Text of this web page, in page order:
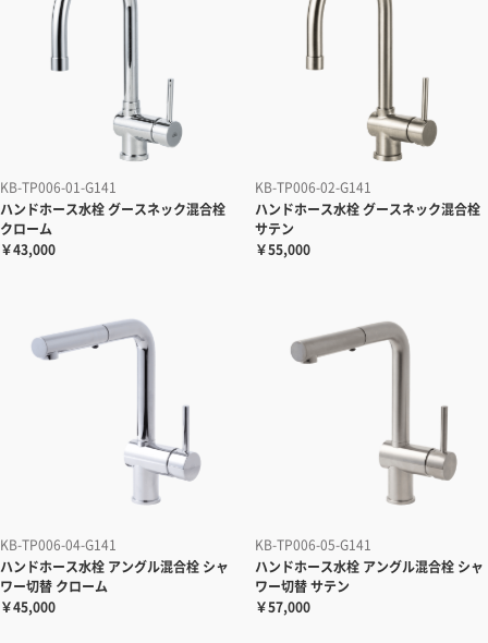
KB-TP006-01-G141
ハンドホース水栓グースネック混合栓
クローム
￥43,000
KB-TP006-02-G141
ハンドホース水栓グースネック混合栓
サテン
￥55,000
KB-TP006-04-G141
ハンドホース水栓 アングル混合栓 シャ
ワー切替 クローム
￥45,000
KB-TP006-05-G141
ハンドホース水栓 アングル混合栓 シャ
ワー切替 サテン
￥57,000